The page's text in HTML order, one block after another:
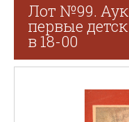
Лот №99.
первые
в 18-00